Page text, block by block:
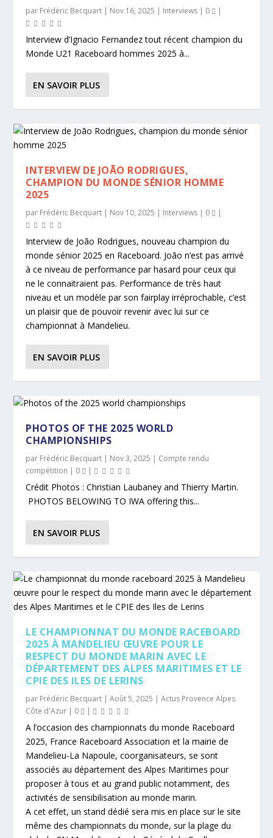
par Frédéric Becquart | Nov 16, 2025 | Interviews | 0 |
Interview d’Ignacio Fernandez tout récent champion du
Monde U21 Raceboard hommes 2025 à...
EN SAVOIR PLUS
INTERVIEW DE JOÃO RODRIGUES,
CHAMPION DU MONDE SÉNIOR HOMME
2025
par Frédéric Becquart | Nov 10, 2025 | Interviews | 0 |
Interview de João Rodrigues, nouveau champion du
monde sénior 2025 en Raceboard. João n’est pas arrivé
à ce niveau de performance par hasard pour ceux qui
ne le connaitraient pas. Performance de très haut
niveau et un modèle par son fairplay irréprochable, c’est
un plaisir que de pouvoir revenir avec lui sur ce
championnat à Mandelieu.
EN SAVOIR PLUS
PHOTOS OF THE 2025 WORLD
CHAMPIONSHIPS
par Frédéric Becquart | Nov 3, 2025 | Compte rendu
compétition | 0 |
Crédit Photos : Christian Laubaney and Thierry Martin.
PHOTOS BELOWING TO IWA offering this...
EN SAVOIR PLUS
LE CHAMPIONNAT DU MONDE RACEBOARD
2025 À MANDELIEU ŒUVRE POUR LE
RESPECT DU MONDE MARIN AVEC LE
DÉPARTEMENT DES ALPES MARITIMES ET LE
CPIE DES ILES DE LERINS
par Frédéric Becquart |Août 5, 2025 |Actus Provence Alpes
Côte d'Azur | 0 |
A l’occasion des championnats du monde Raceboard
2025, France Raceboard Association et la mairie de
Mandelieu-La Napoule, coorganisateurs, se sont
associés au département des Alpes Maritimes pour
proposer à tous et au grand public notamment, des
activités de sensibilisation au monde marin.
A cet effet, un stand dédié sera mis en place sur le site
même des championnats du monde, sur la plage du